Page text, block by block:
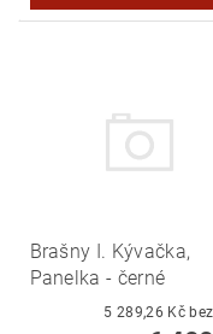
Brašny I. Kývačka,
Panelka - černé
5